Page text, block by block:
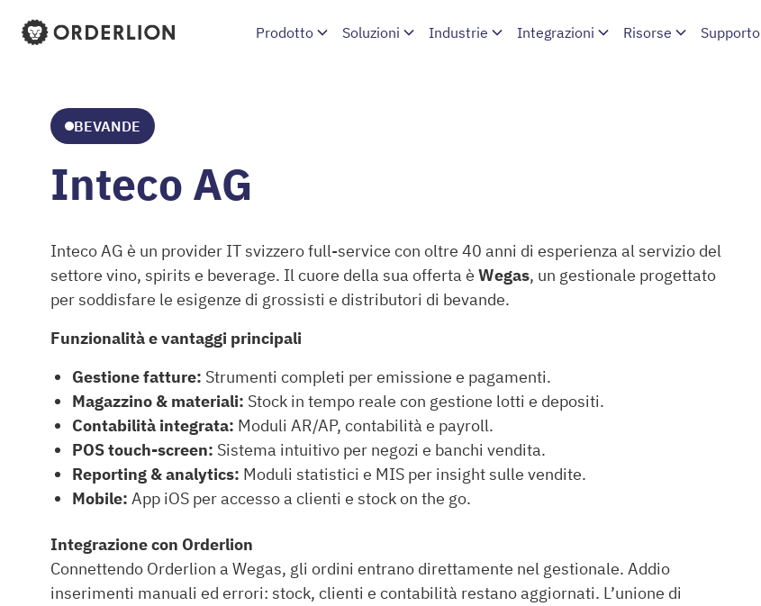
Prodotto Soluzioni Industrie Integrazioni Risorse Supporto
BEVANDE
Inteco AG
Inteco AG è un provider IT svizzero full-service con oltre 40 anni di esperienza al servizio del
settore vino, spirits e beverage. Il cuore della sua offerta è Wegas, un gestionale progettato
per soddisfare le esigenze di grossisti e distributori di bevande.
Funzionalità e vantaggi principali
Gestione fatture: Strumenti completi per emissione e pagamenti.
Magazzino & materiali: Stock in tempo reale con gestione lotti e depositi.
Contabilità integrata: Moduli AR/AP, contabilità e payroll.
POS touch-screen: Sistema intuitivo per negozi e banchi vendita.
Reporting & analytics: Moduli statistici e MIS per insight sulle vendite.
Mobile: App iOS per accesso a clienti e stock on the go.
Integrazione con Orderlion
Connettendo Orderlion a Wegas, gli ordini entrano direttamente nel gestionale. Addio
inserimenti manuali ed errori: stock, clienti e contabilità restano aggiornati. L’unione di